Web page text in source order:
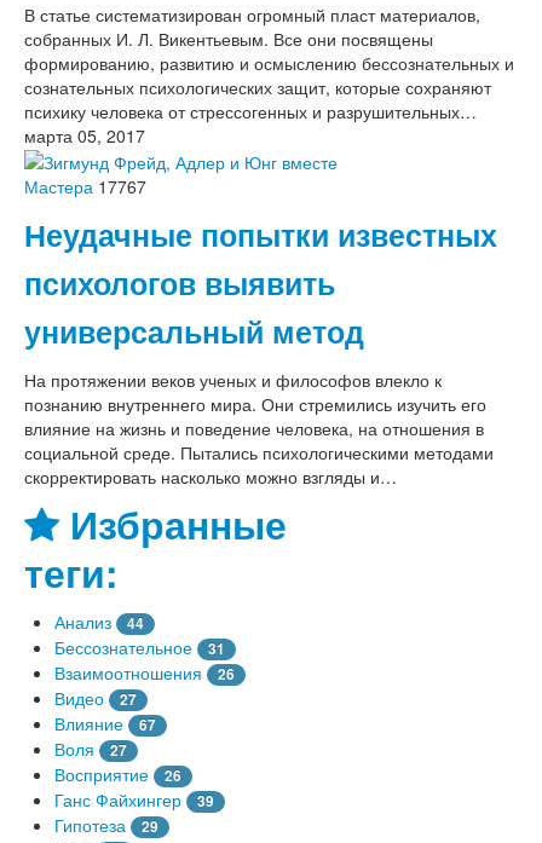
В статье систематизирован огромный пласт материалов,
собранных И. Л. Викентьевым. Все они посвящены
формированию, развитию и осмыслению бессознательных и
сознательных психологических защит, которые сохраняют
психику человека от стрессогенных и разрушительных…
марта 05, 2017
Мастера 17767
Неудачные попытки известных
психологов выявить
универсальный метод
На протяжении веков ученых и философов влекло к
познанию внутреннего мира. Они стремились изучить его
влияние на жизнь и поведение человека, на отношения в
социальной среде. Пытались психологическими методами
скорректировать насколько можно взгляды и…
Избранные
теги:
Анализ 44
Бессознательное 31
Взаимоотношения 26
Видео 27
Влияние 67
Воля 27
Восприятие 26
Ганс Файхингер 39
Гипотеза 29